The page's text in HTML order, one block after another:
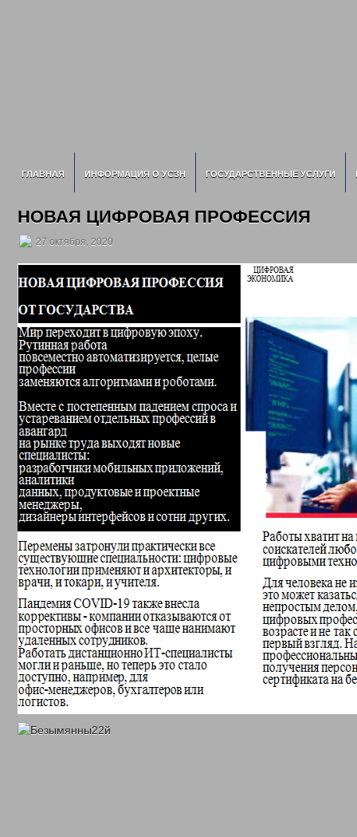
ГЛАВНАЯ ИНФОРМАЦИЯ О УСЗН ГОСУДАРСТВЕННЫЕ УСЛУГИ
НОВАЯ ЦИФРОВАЯ ПРОФЕССИЯ
27 октября, 2020